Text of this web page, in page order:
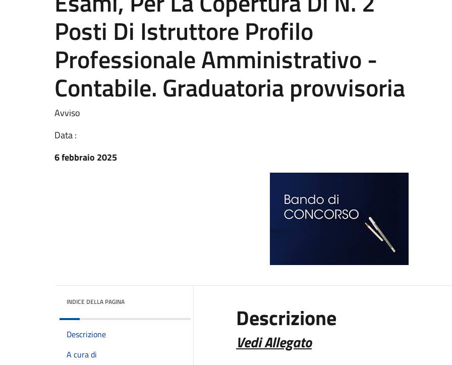
Posti Di Istruttore Profilo
Professionale Amministrativo -
Contabile. Graduatoria provvisoria
Avviso
Data :
6 febbraio 2025
INDICE DELLA PAGINA
Descrizione
A cura di
Descrizione
Vedi Allegato